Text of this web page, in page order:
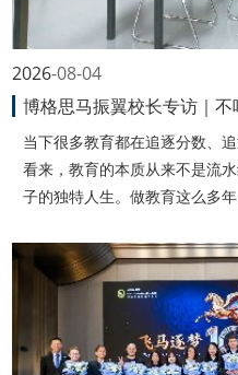
08-04
2026
当下很多教育都在追逐分数、
看来，教育的本质从来不是流
子的独特人生。做教育这么多